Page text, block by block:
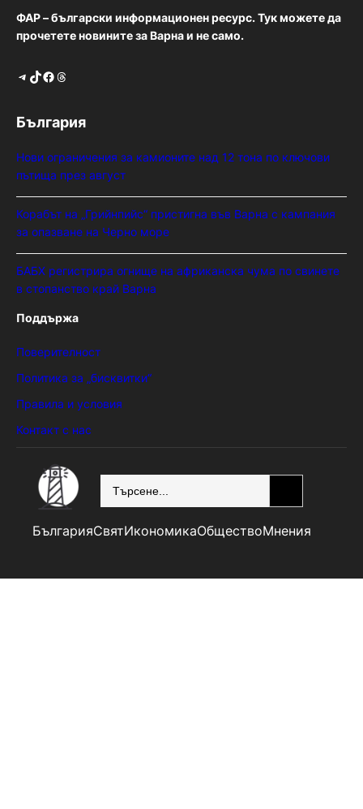
ФАР – български информационен ресурс. Тук можете да
прочетете новините за Варна и не само.
Telegram TikTok Facebook Threads
България
Нови ограничения за камионите над 12 тона по ключови
пътища през август
Корабът на „Грийнпийс“ пристигна във Варна с кампания
за опазване на Черно море
БАБХ регистрира огнище на африканска чума по свинете
в стопанство край Варна
Поддържа
Поверителност
Политика за „бисквитки“
Правила и условия
Контакт с нас
БългарияСвятИкономикаОбществоМнения